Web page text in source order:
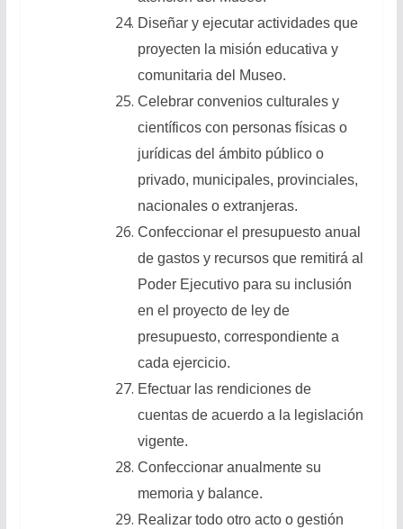
Diseñar y ejecutar actividades que
proyecten la misión educativa y
comunitaria del Museo.
Celebrar convenios culturales y
científicos con personas físicas o
jurídicas del ámbito público o
privado, municipales, provinciales,
nacionales o extranjeras.
Confeccionar el presupuesto anual
de gastos y recursos que remitirá al
Poder Ejecutivo para su inclusión
en el proyecto de ley de
presupuesto, correspondiente a
cada ejercicio.
Efectuar las rendiciones de
cuentas de acuerdo a la legislación
vigente.
Confeccionar anualmente su
memoria y balance.
Realizar todo otro acto o gestión